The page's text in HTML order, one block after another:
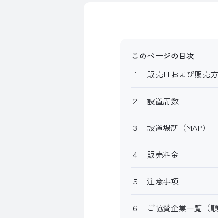
このページの目次
１ 販売日および販売
２ 設置席数
３ 設置場所（MAP）
４ 販売料金
５ 注意事項
６ ご協賛企業一覧